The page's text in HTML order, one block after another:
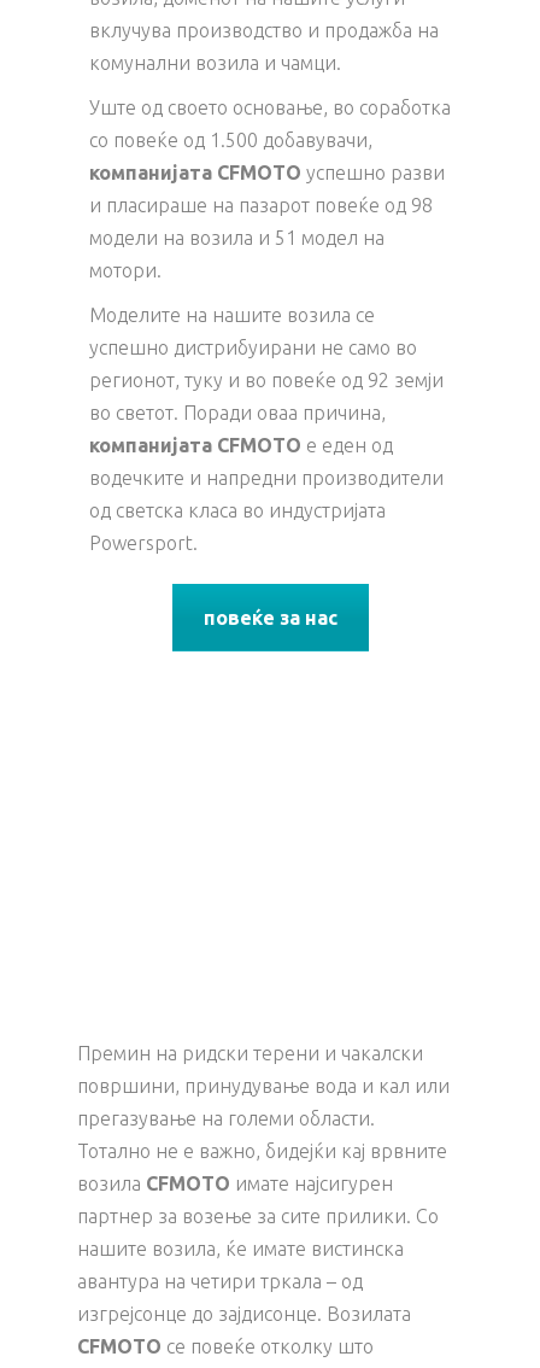
вклучува производство и продажба на
комунални возила и чамци.
Уште од своето основање, во соработка
со повеќе од 1.500 добавувачи,
компанијата CFMOTO успешно разви
и пласираше на пазарот повеќе од 98
модели на возила и 51 модел на
мотори.
Моделите на нашите возила се
успешно дистрибуирани не само во
регионот, туку и во повеќе од 92 земји
во светот. Поради оваа причина,
компанијата CFMOTO е еден од
водечките и напредни производители
од светска класа во индустријата
Powersport.
повеќе за нас
Премин на ридски терени и чакалски
површини, принудување вода и кал или
прегазување на големи области.
Тотално не е важно, бидејќи кај врвните
возила CFMOTO имате најсигурен
партнер за возење за сите прилики. Со
нашите возила, ќе имате вистинска
авантура на четири тркала – од
изгрејсонце до зајдисонце. Возилата
CFMOTO се повеќе отколку што